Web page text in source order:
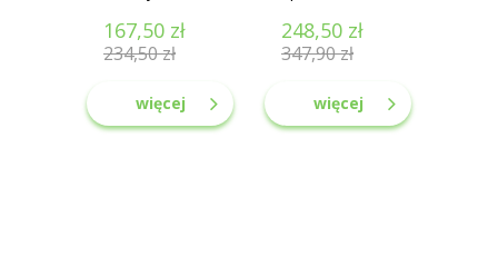
Olejek do
twarzy
167,50 zł
234,50zł
więcej
produktów
248,50 zł
347,90zł
więcej